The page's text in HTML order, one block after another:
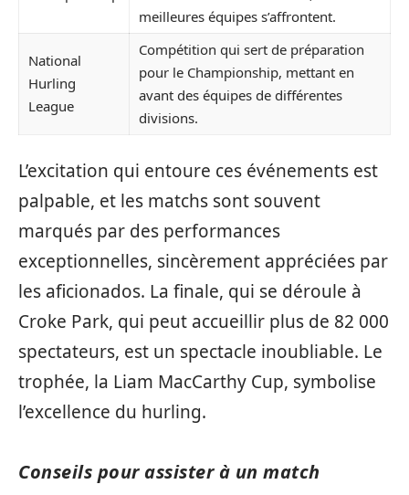
meilleures équipes s’affrontent.
National
Hurling
League
Compétition qui sert de préparation
pour le Championship, mettant en
avant des équipes de différentes
divisions.
L’excitation qui entoure ces événements est
palpable, et les matchs sont souvent
marqués par des performances
exceptionnelles, sincèrement appréciées par
les aficionados. La finale, qui se déroule à
Croke Park, qui peut accueillir plus de 82 000
spectateurs, est un spectacle inoubliable. Le
trophée, la Liam MacCarthy Cup, symbolise
l’excellence du hurling.
Conseils pour assister à un match